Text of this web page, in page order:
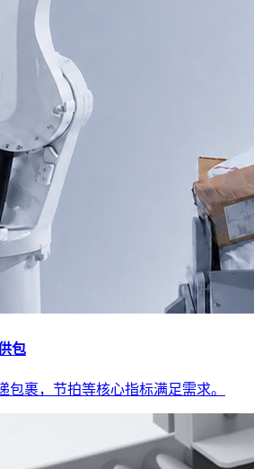
包
包裹，节拍等核心指标满足需求。